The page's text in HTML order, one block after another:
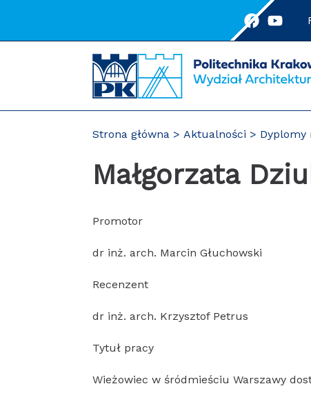
Strona główna Aktualności Dyplomy
Małgorzata
Promotor
dr inż. arch. Marcin Głuchowski
Recenzent
dr inż. arch. Krzysztof Petrus
Tytuł pracy
Wieżowiec w śródmieściu Warszawy